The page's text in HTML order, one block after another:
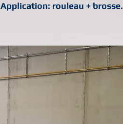
rouleau + brosse.